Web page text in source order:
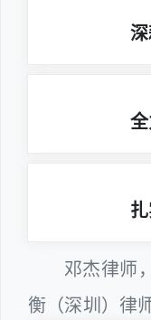
邓杰律师
衡（深圳）律